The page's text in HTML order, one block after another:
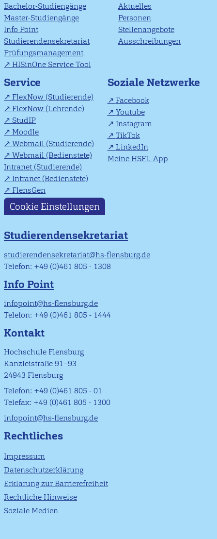
Bachelor-Studiengänge
Master-Studiengänge
Info Point
Studierendensekretariat
Prüfungsmanagement
HISinOne Service Tool
Aktuelles
Personen
Stellenangebote
Ausschreibungen
Service
FlexNow (Studierende)
FlexNow (Lehrende)
StudIP
Moodle
Webmail (Studierende)
Webmail (Bedienstete)
Intranet (Studierende)
Intranet (Bedienstete)
FlensGen
Soziale Netzwerke
Facebook
Youtube
Instagram
TikTok
LinkedIn
Meine HSFL-App
Cookie Einstellungen
Studierendensekretariat
studierendensekretariat@hs-flensburg.de
Telefon: +49 (0)461 805 - 1308
Info Point
infopoint@hs-flensburg.de
Telefon: +49 (0)461 805 - 1444
Kontakt
Hochschule Flensburg
Kanzleistraße 91–93
24943 Flensburg
Telefon: +49 (0)461 805 - 01
Telefax: +49 (0)461 805 - 1300
infopoint@hs-flensburg.de
Rechtliches
Impressum
Datenschutzerklärung
Erklärung zur Barrierefreiheit
Rechtliche Hinweise
Soziale Medien